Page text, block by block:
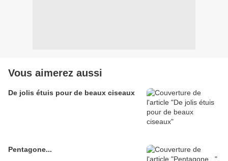
Vous aimerez aussi
De jolis étuis pour de beaux ciseaux
Pentagone...